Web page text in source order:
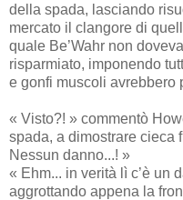
della spada, lasciando
mercato il clangore di
quale Be’Wahr non
risparmiato, imponendo
e gonfi muscoli avrebbero
« Visto?! » commentò
spada, a dimostrare cieca
Nessun danno...! »
« Ehm... in verità lì c’è un
aggrottando appena la